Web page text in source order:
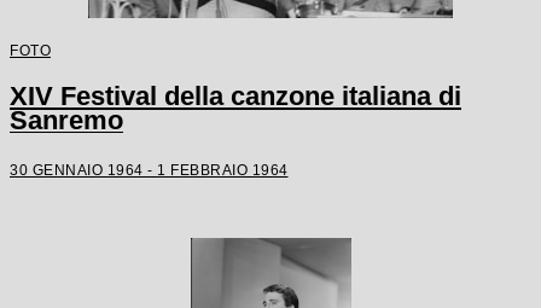
FOTO
XIV Festival della canzone italiana di
Sanremo
30 GENNAIO 1964 - 1 FEBBRAIO 1964